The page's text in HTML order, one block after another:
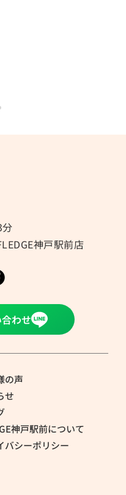
」よりも「身体
か？
神戸駅前店
わせ
の声
せ
神戸駅前について
バシーポリシー